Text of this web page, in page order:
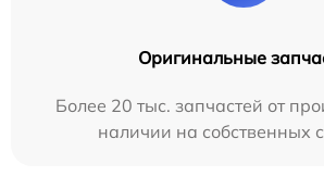
Оригинальные
Более 20 тыс. запчастей от
наличии на собственных